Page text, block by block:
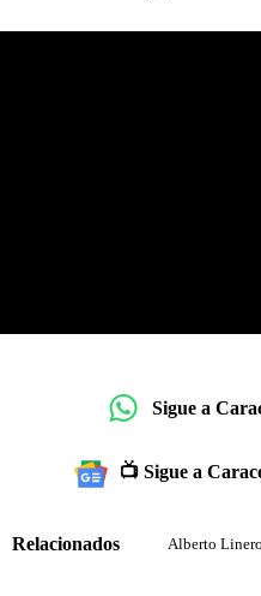
Sigue a
📺 Sigue a
Relacionados Alberto Linero